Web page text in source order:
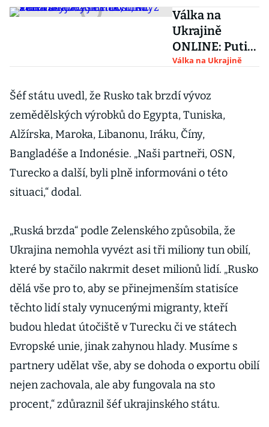
Válka na
Ukrajině
ONLINE: Putin
cítí
když svět váhá
zvýšit tlak,
míní Zelenskyj
Válka na Ukrajině
Šéf státu uvedl, že Rusko tak brzdí vývoz
zemědělských výrobků do Egypta, Tuniska,
Alžírska, Maroka, Libanonu, Iráku, Číny,
Bangladéše a Indonésie. „Naši partneři, OSN,
Turecko a další, byli plně informováni o této
situaci,“ dodal.
„Ruská brzda“ podle Zelenského způsobila, že
Ukrajina nemohla vyvézt asi tři miliony tun obilí,
které by stačilo nakrmit deset milionů lidí. „Rusko
dělá vše pro to, aby se přinejmenším statisíce
těchto lidí staly vynucenými migranty, kteří
budou hledat útočiště v Turecku či ve státech
Evropské unie, jinak zahynou hlady. Musíme s
partnery udělat vše, aby se dohoda o exportu obilí
nejen zachovala, ale aby fungovala na sto
procent,“ zdůraznil šéf ukrajinského státu.